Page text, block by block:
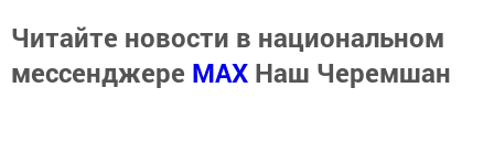
Читайте новости в национальном
мессенджере MАХ Наш Черемшан